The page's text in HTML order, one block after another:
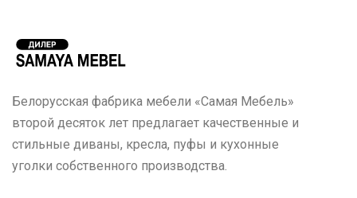
Белорусская фабрика мебели «Самая Мебель»
второй десяток лет предлагает качественные и
стильные диваны, кресла, пуфы и кухонные
уголки собственного производства.